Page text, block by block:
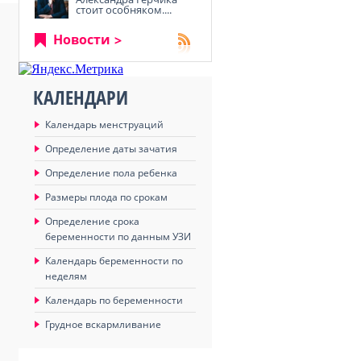
стоит особняком....
Новости
КАЛЕНДАРИ
Календарь менструаций
Определение даты зачатия
Определение пола ребенка
Размеры плода по срокам
Определение срока
беременности по данным УЗИ
Календарь беременности по
неделям
Календарь по беременности
Грудное вскармливание